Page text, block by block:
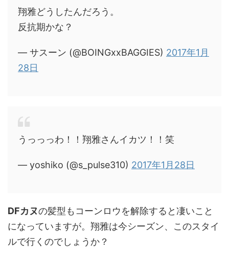
翔雅どうしたんだろう。
反抗期かな？
— サスーン (@BOINGxxBAGGIES) 2017年1月
28日
うっっっわ！！翔雅さんイカツ！！笑
— yoshiko (@s_pulse310) 2017年1月28日
DFカヌの髪型もコーンロウを解除すると凄いこと
になっていますが。翔雅は今シーズン、このスタイ
ルで行くのでしょうか？